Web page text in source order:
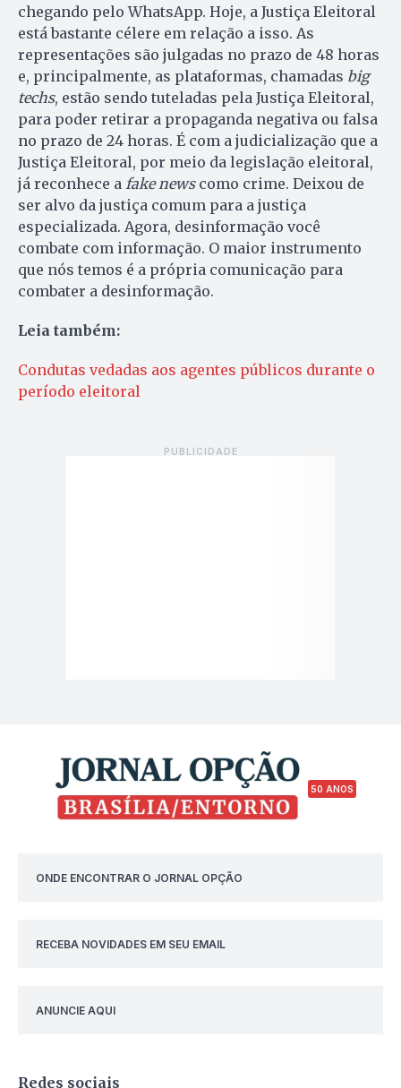
chegando pelo WhatsApp. Hoje, a Justiça Eleitoral
está bastante célere em relação a isso. As
representações são julgadas no prazo de 48 horas
e, principalmente, as plataformas, chamadas big
techs, estão sendo tuteladas pela Justiça Eleitoral,
para poder retirar a propaganda negativa ou falsa
no prazo de 24 horas. É com a judicialização que a
Justiça Eleitoral, por meio da legislação eleitoral,
já reconhece a fake newscomo crime. Deixou de
ser alvo da justiça comum para a justiça
especializada. Agora, desinformação você
combate com informação. O maior instrumento
que nós temos é a própria comunicação para
combater a desinformação.
Leia também:
Condutas vedadas aos agentes públicos durante o
período eleitoral
50 ANOS
ONDE ENCONTRAR O JORNAL OPÇÃO
RECEBA NOVIDADES EM SEU EMAIL
ANUNCIE AQUI
Redes sociais